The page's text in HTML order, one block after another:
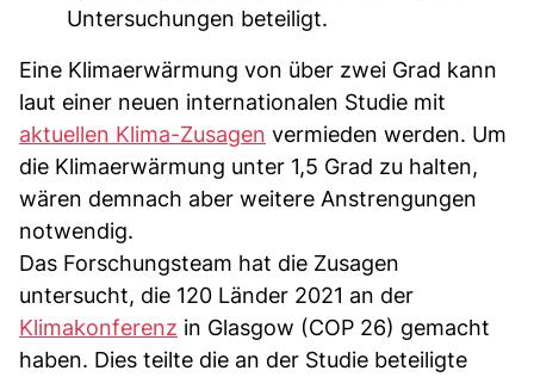
Untersuchungen beteiligt.
Eine Klimaerwärmung von über zwei Grad kann
laut einer neuen internationalen Studie mit
aktuellen Klima-Zusagen vermieden werden. Um
die Klimaerwärmung unter 1,5 Grad zu halten,
wären demnach aber weitere Anstrengungen
notwendig.
Das Forschungsteam hat die Zusagen
untersucht, die 120 Länder 2021 an der
Klimakonferenz in Glasgow (COP 26) gemacht
haben. Dies teilte die an der Studie beteiligte